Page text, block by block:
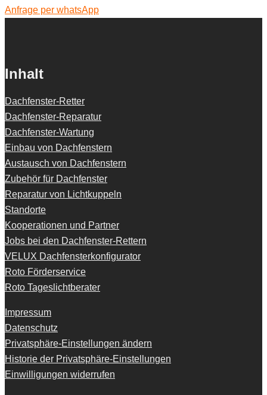
Anfrage per whatsApp
Inhalt
Dachfenster-Retter
Dachfenster-Reparatur
Dachfenster-Wartung
Einbau von Dachfenstern
Austausch von Dachfenstern
Zubehör für Dachfenster
Reparatur von Lichtkuppeln
Standorte
Kooperationen und Partner
Jobs bei den Dachfenster-Rettern
VELUX Dachfensterkonfigurator
Roto Förderservice
Roto Tageslichtberater
Impressum
Datenschutz
Privatsphäre-Einstellungen ändern
Historie der Privatsphäre-Einstellungen
Einwilligungen widerrufen